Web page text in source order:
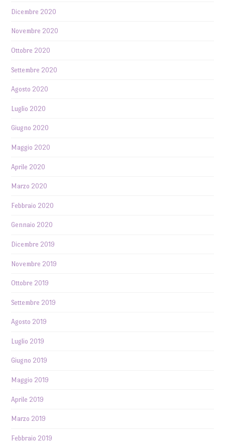
Dicembre 2020
Novembre 2020
Ottobre 2020
Settembre 2020
Agosto 2020
Luglio 2020
Giugno 2020
Maggio 2020
Aprile 2020
Marzo 2020
Febbraio 2020
Gennaio 2020
Dicembre 2019
Novembre 2019
Ottobre 2019
Settembre 2019
Agosto 2019
Luglio 2019
Giugno 2019
Maggio 2019
Aprile 2019
Marzo 2019
Febbraio 2019